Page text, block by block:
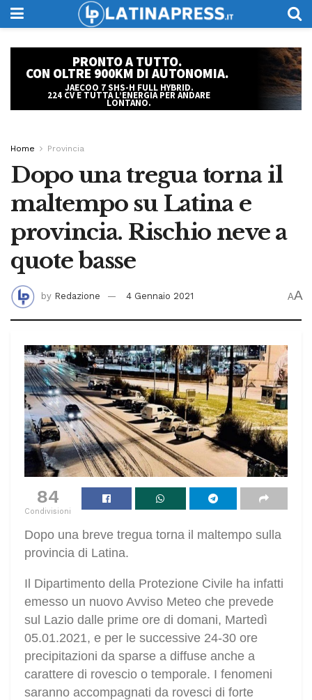
Home Provincia
Dopo una tregua torna il
maltempo su Latina e
provincia. Rischio neve a
quote basse
by Redazione 4 Gennaio 2021 AA
84
Condivisioni
Dopo una breve tregua torna il maltempo sulla
provincia di Latina.
Il Dipartimento della Protezione Civile ha infatti
emesso un nuovo Avviso Meteo che prevede
sul Lazio dalle prime ore di domani, Martedì
05.01.2021, e per le successive 24-30 ore
precipitazioni da sparse a diffuse anche a
carattere di rovescio o temporale. I fenomeni
saranno accompagnati da rovesci di forte